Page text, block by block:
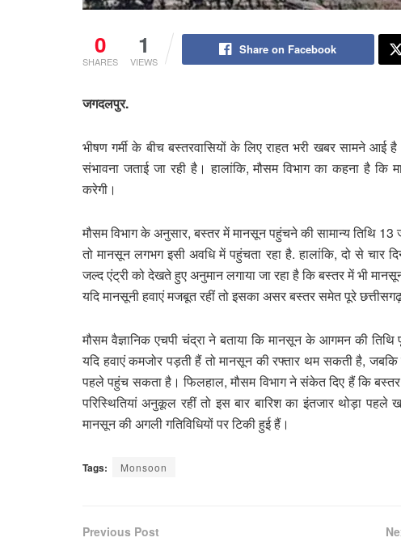
0
SHARES
1
VIEWS
Share on Facebook
जगदलपुर.
भीषण गर्मी के बीच बस्तरवासियों के लिए राहत भरी खबर सामने
संभावना जताई जा रही है। हालांकि, मौसम विभाग का कहना है
करेगी।
मौसम विभाग के अनुसार, बस्तर में मानसून पहुंचने की सामान्य तिथि
तो मानसून लगभग इसी अवधि में पहुंचता रहा है. हालांकि, दो से चार
जल्द एंट्री को देखते हुए अनुमान लगाया जा रहा है कि बस्तर में भी
यदि मानसूनी हवाएं मजबूत रहीं तो इसका असर बस्तर समेत पूरे
मौसम वैज्ञानिक एचपी चंद्रा ने बताया कि मानसून के आगमन की
यदि हवाएं कमजोर पड़ती हैं तो मानसून की रफ्तार थम सकती है,
पहले पहुंच सकता है। फिलहाल, मौसम विभाग ने संकेत दिए हैं कि
परिस्थितियां अनुकूल रहीं तो इस बार बारिश का इंतजार थोड़ा
मानसून की अगली गतिविधियों पर टिकी हुई हैं।
Tags: Monsoon
Previous Post